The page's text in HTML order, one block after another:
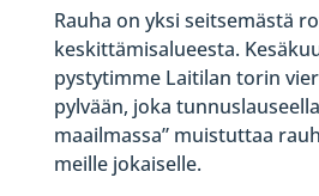
Rauha on yksi seitsemästä
keskittämisalueesta.
pystytimme Laitilan torin
pylvään, joka
maailmassa” muistuttaa
meille jokaiselle.